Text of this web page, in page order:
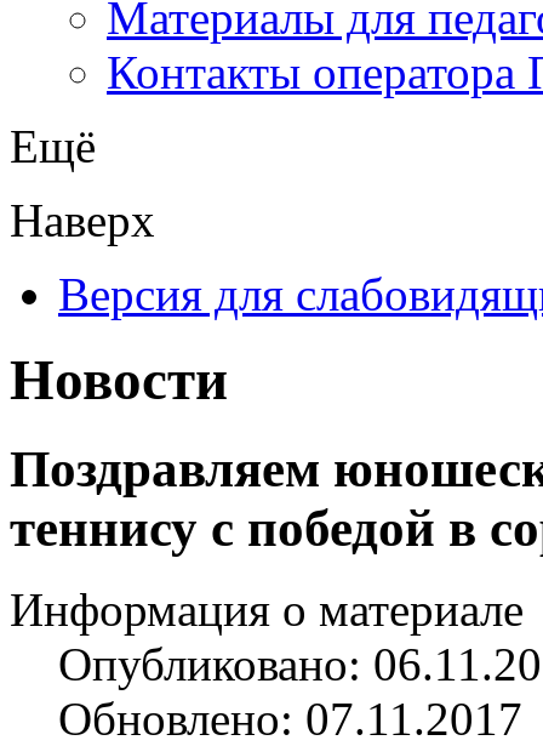
Материалы для
Контакты оператора
Ещё
Наверх
Версия для
Новости
Поздравляем
теннису с победой в
Информация о материале
Опубликовано:
Обновлено: 07.11.2017